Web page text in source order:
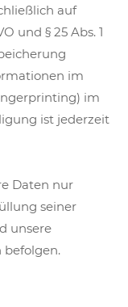
auf
und § 25 Abs. 1
im
im
ist jederzeit
Daten nur
seiner
unsere
befolgen.